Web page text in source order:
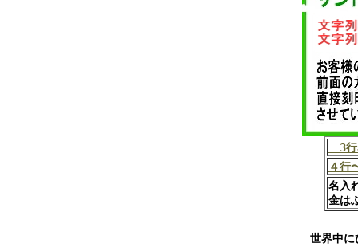
3行
４行
名入
金は
世界中に